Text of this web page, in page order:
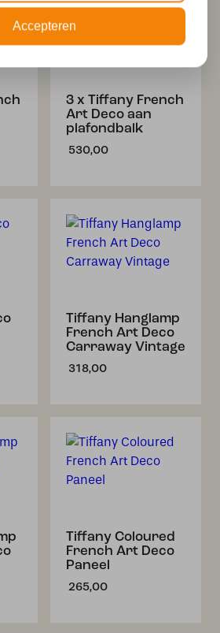
3 x Tiffany French
Art Deco aan
plafondbalk
530,00
Tiffany Hanglamp
French Art Deco
Carraway Vintage
318,00
Tiffany Coloured
French Art Deco
Paneel
265,00
Accepteren